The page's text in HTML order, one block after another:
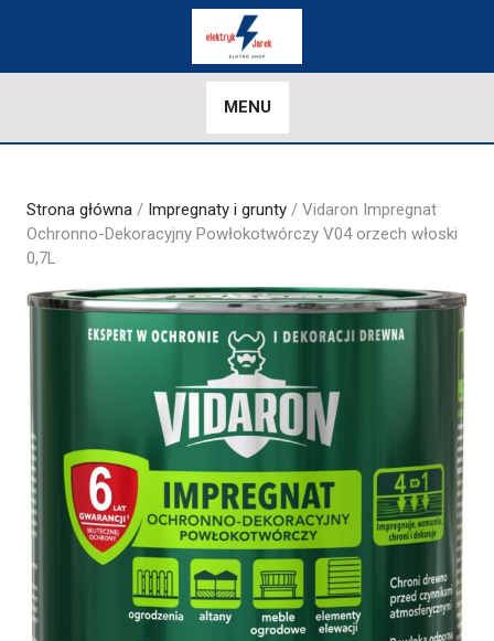
MENU
Strona główna / Impregnaty i grunty / Vidaron Impregnat
Ochronno-Dekoracyjny Powłokotwórczy V04 orzech włoski
0,7L